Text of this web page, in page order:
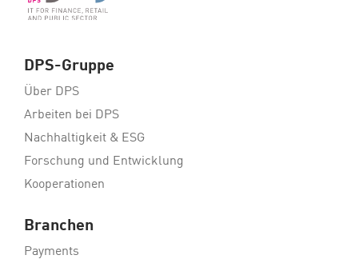
DPS-Gruppe
Über DPS
Arbeiten bei DPS
Nachhaltigkeit & ESG
Forschung und Entwicklung
Kooperationen
Branchen
Payments